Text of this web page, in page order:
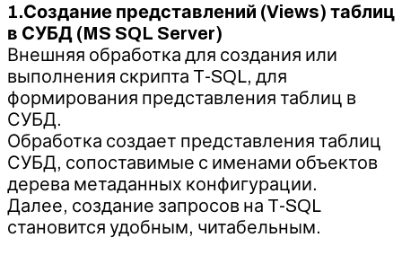
1.Создание представлений (Views) таблиц
в СУБД (MS SQL Server)
Внешняя обработка для создания или
выполнения скрипта T-SQL, для
формирования представления таблиц в
СУБД.
Обработка создает представления таблиц
СУБД, сопоставимые с именами объектов
дерева метаданных конфигурации.
Далее, создание запросов на T-SQL
становится удобным, читабельным.